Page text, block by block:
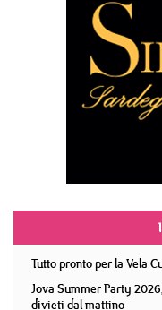
Tutto pronto per la Vela
Jova Summer Party
divieti dal mattino